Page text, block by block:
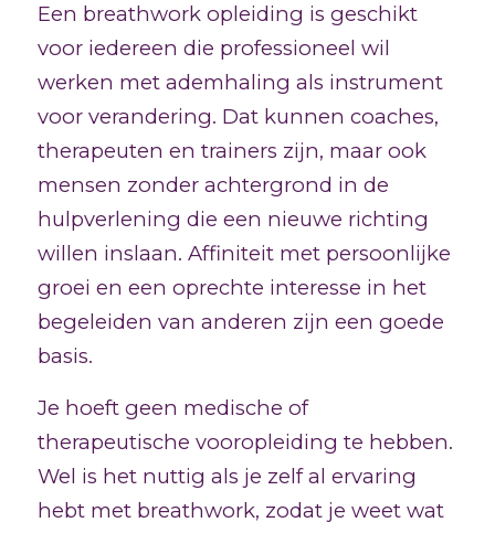
Een breathwork opleiding is geschikt
voor iedereen die professioneel wil
werken met ademhaling als instrument
voor verandering. Dat kunnen coaches,
therapeuten en trainers zijn, maar ook
mensen zonder achtergrond in de
hulpverlening die een nieuwe richting
willen inslaan. Affiniteit met persoonlijke
groei en een oprechte interesse in het
begeleiden van anderen zijn een goede
basis.
Je hoeft geen medische of
therapeutische vooropleiding te hebben.
Wel is het nuttig als je zelf al ervaring
hebt met breathwork, zodat je weet wat